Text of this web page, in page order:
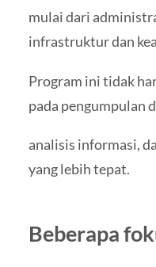
mulai dari
infrastruktur dan
Program ini tidak
pada pengumpulan
analisis informasi,
yang lebih tepat.
Beberapa